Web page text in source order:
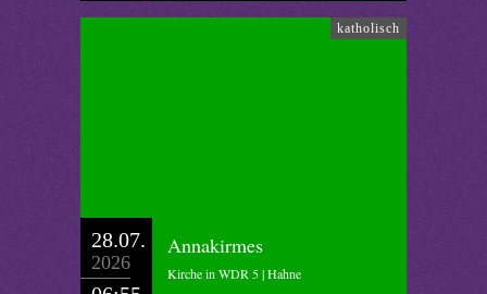
katholisch
28.07.
2026
Annakirmes
Kirche in WDR 5 | Hahne